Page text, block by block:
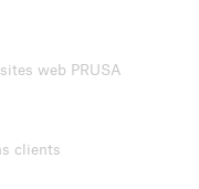
web PRUSA
clients